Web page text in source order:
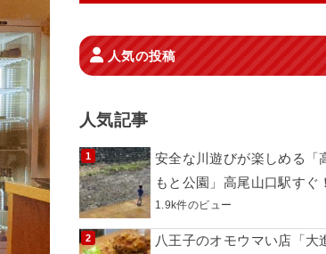
人気の投稿
人気記事
安全な川遊びが楽しめる「
もと公園」高尾山口駅すぐ！
1.9k件のビュー
八王子のオモウマい店「大